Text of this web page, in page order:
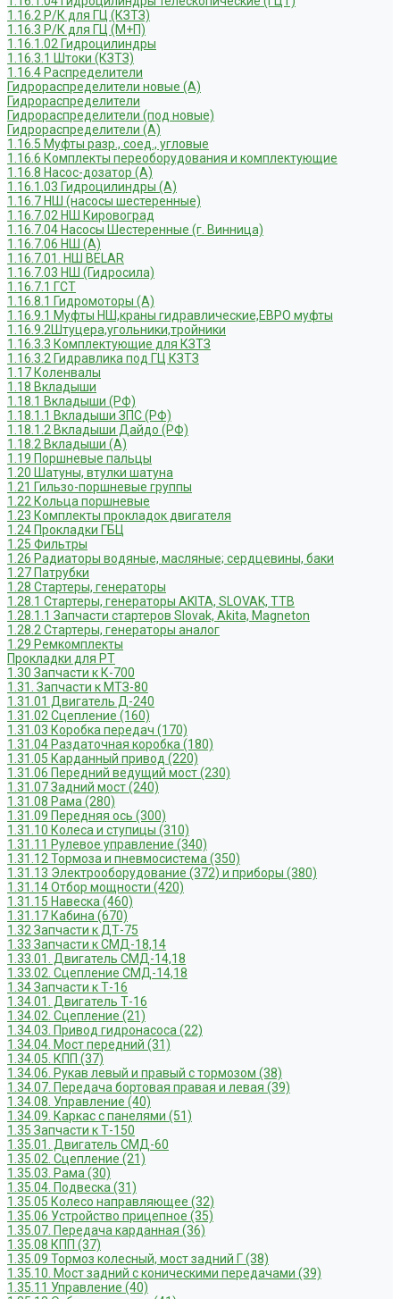
1.16.2 Р/К для ГЦ (КЗТЗ)
1.16.3 Р/К для ГЦ (М+П)
1.16.1.02 Гидроцилиндры
1.16.3.1 Штоки (КЗТЗ)
1.16.4 Распределители
Гидрораспределители новые (А)
Гидрораспределители
Гидрораспределители (под новые)
Гидрораспределители (А)
1.16.5 Муфты разр., соед., угловые
1.16.6 Комплекты переоборудования и комплектующие
1.16.8 Насос-дозатор (А)
1.16.1.03 Гидроцилиндры (А)
1.16.7 НШ (насосы шестеренные)
1.16.7.02 НШ Кировоград
1.16.7.04 Насосы Шестеренные (г. Винница)
1.16.7.06 НШ (А)
1.16.7.01. НШ BELAR
1.16.7.03 НШ (Гидросила)
1.16.7.1 ГСТ
1.16.8.1 Гидромоторы (А)
1.16.9.1 Муфты НШ,краны гидравлические,ЕВРО муфты
1.16.9.2Штуцера,угольники,тройники
1.16.3.3 Комплектующие для КЗТЗ
1.16.3.2 Гидравлика под ГЦ КЗТЗ
1.17 Коленвалы
1.18 Вкладыши
1.18.1 Вкладыши (РФ)
1.18.1.1 Вкладыши ЗПС (РФ)
1.18.1.2 Вкладыши Дайдо (РФ)
1.18.2 Вкладыши (А)
1.19 Поршневые пальцы
1.20 Шатуны, втулки шатуна
1.21 Гильзо-поршневые группы
1.22 Кольца поршневые
1.23 Комплекты прокладок двигателя
1.24 Прокладки ГБЦ
1.25 Фильтры
1.26 Радиаторы водяные, масляные; сердцевины, баки
1.27 Патрубки
1.28 Стартеры, генераторы
1.28.1 Стартеры, генераторы AKITA, SLOVAK, ТТВ
1.28.1.1 Запчасти стартеров Slovak, Akita, Magneton
1.28.2 Стартеры, генераторы аналог
1.29 Ремкомплекты
Прокладки для РТ
1.30 Запчасти к К-700
1.31. Запчасти к МТЗ-80
1.31.01 Двигатель Д-240
1.31.02 Сцепление (160)
1.31.03 Коробка передач (170)
1.31.04 Раздаточная коробка (180)
1.31.05 Карданный привод (220)
1.31.06 Передний ведущий мост (230)
1.31.07 Задний мост (240)
1.31.08 Рама (280)
1.31.09 Передняя ось (300)
1.31.10 Колеса и ступицы (310)
1.31.11 Рулевое управление (340)
1.31.12 Тормоза и пневмосистема (350)
1.31.13 Электрооборудование (372) и приборы (380)
1.31.14 Отбор мощности (420)
1.31.15 Навеска (460)
1.31.17 Кабина (670)
1.32 Запчасти к ДТ-75
1.33 Запчасти к СМД-18,14
1.33.01. Двигатель СМД-14,18
1.33.02. Сцепление СМД-14,18
1.34 Запчасти к Т-16
1.34.01. Двигатель Т-16
1.34.02. Сцепление (21)
1.34.03. Привод гидронасоса (22)
1.34.04. Мост передний (31)
1.34.05. КПП (37)
1.34.06. Рукав левый и правый с тормозом (38)
1.34.07. Передача бортовая правая и левая (39)
1.34.08. Управление (40)
1.34.09. Каркас с панелями (51)
1.35 Запчасти к Т-150
1.35.01. Двигатель СМД-60
1.35.02. Сцепление (21)
1.35.03. Рама (30)
1.35.04. Подвеска (31)
1.35.05 Колесо направляющее (32)
1.35.06 Устройство прицепное (35)
1.35.07. Передача карданная (36)
1.35.08 КПП (37)
1.35.09 Тормоз колесный, мост задний Г (38)
1.35.10. Мост задний с коническими передачами (39)
1.35.11 Управление (40)